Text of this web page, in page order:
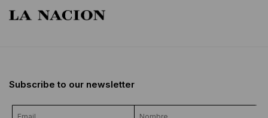
Subscribe to our newsletter